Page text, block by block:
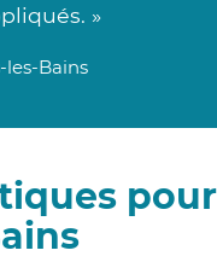
»
les-Bains
pour